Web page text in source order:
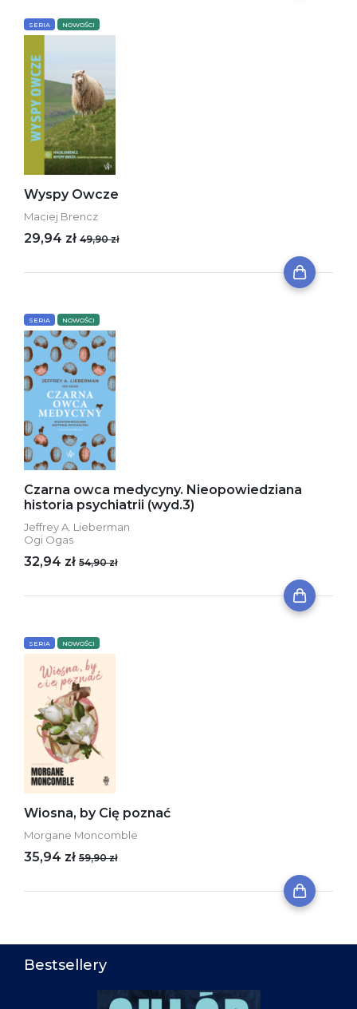
SERIA NOWOŚCI
Wyspy Owcze
Maciej Brencz
29,94 zł 49,90 zł
SERIA NOWOŚCI
Czarna owca medycyny. Nieopowiedziana
historia psychiatrii (wyd.3)
Jeffrey A. Lieberman
Ogi Ogas
32,94 zł 54,90 zł
SERIA NOWOŚCI
Wiosna, by Cię poznać
Morgane Moncomble
35,94 zł 59,90 zł
Bestsellery